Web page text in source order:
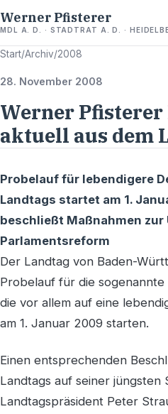
Werner Pfisterer
MDL A. D. · STADTRAT A. D. ·
Start/Archiv/2008
28. November 2008
Werner
aktuell aus dem
Probelauf für lebendigere
Landtags startet am 1.
beschließt Maßnahmen
Parlamentsreform
Der Landtag von Baden-
Probelauf für die
die vor allem auf eine
am 1. Januar 2009 starten.
Einen entsprechenden
Landtags auf seiner jüngsten
Landtagspräsident Peter